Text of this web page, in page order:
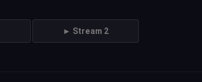
► Stream 2